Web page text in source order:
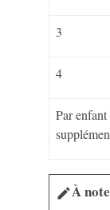
3
4
Par enfant
editÀ